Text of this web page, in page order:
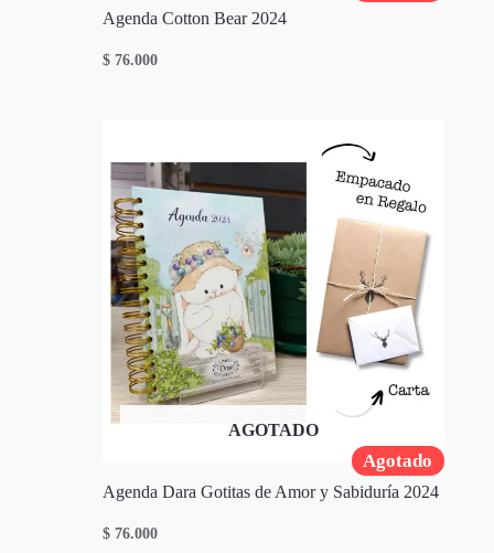
Agenda Cotton Bear 2024
$ 76.000
Agotado
AGOTADO
Agenda Dara Gotitas de Amor y Sabiduría 2024
$ 76.000